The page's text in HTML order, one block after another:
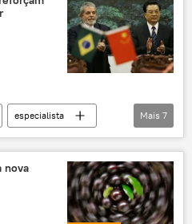
moeda
especialista
dólar
yuan
Mais 7
nova